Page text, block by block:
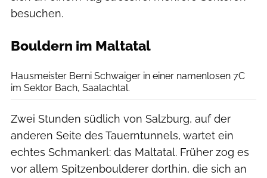
besuchen.
Bouldern im Maltatal
Hausmeister Berni Schwaiger in einer namenlosen 7C
im Sektor Bach, Saalachtal.
Zwei Stunden südlich von Salzburg, auf der
anderen Seite des Tauerntunnels, wartet ein
echtes Schmankerl: das Maltatal. Früher zog es
vor allem Spitzenboulderer dorthin, die sich an